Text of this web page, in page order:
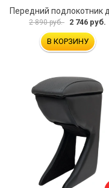
2 890 руб. 2 746 руб.
В КОРЗИНУ